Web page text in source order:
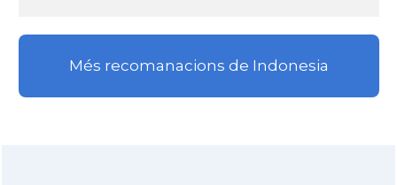
Més recomanacions de Indonesia